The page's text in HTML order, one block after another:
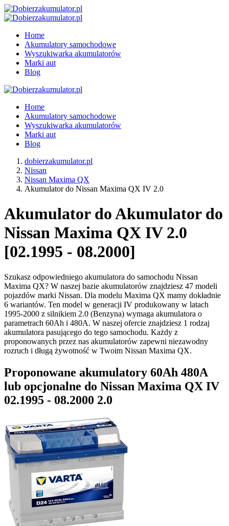
Home
Akumulatory samochodowe
Wyszukiwarka akumulatorów
Marki aut
Blog
Home
Akumulatory samochodowe
Wyszukiwarka akumulatorów
Marki aut
Blog
dobierzakumulator.pl
Nissan
Nissan Maxima QX
Akumulator do Nissan Maxima QX IV 2.0
Akumulator do Akumulator do
Nissan Maxima QX IV 2.0
[02.1995 - 08.2000]
Szukasz odpowiedniego akumulatora do samochodu Nissan
Maxima QX? W naszej bazie akumulatorów znajdziesz 47 modeli
pojazdów marki Nissan. Dla modelu Maxima QX mamy dokładnie
6 wariantów. Ten model w generacji IV produkowany w latach
1995-2000 z silnikiem 2.0 (Benzyna) wymaga akumulatora o
parametrach 60Ah i 480A. W naszej ofercie znajdziesz 1 rodzaj
akumulatora pasującego do tego samochodu. Każdy z
proponowanych przez nas akumulatorów zapewni niezawodny
rozruch i długą żywotność w Twoim Nissan Maxima QX.
Proponowane akumulatory 60Ah 480A
lub opcjonalne do Nissan Maxima QX IV
02.1995 - 08.2000 2.0